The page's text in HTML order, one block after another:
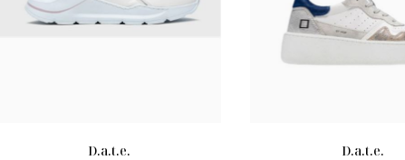
d.a.t.e. d.a.t.e.